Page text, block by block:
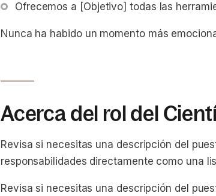
Ofrecemos a [Objetivo] todas las
Nunca ha habido un momento más
Acerca del rol del
Revisa si necesitas una descripción del
responsabilidades directamente como una
Revisa si necesitas una descripción del